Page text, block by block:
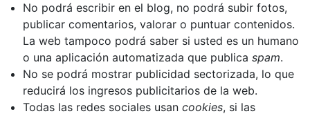
No podrá escribir en el blog, no podrá subir fotos,
publicar comentarios, valorar o puntuar contenidos.
La web tampoco podrá saber si usted es un humano
o una aplicación automatizada que publica spam.
No se podrá mostrar publicidad sectorizada, lo que
reducirá los ingresos publicitarios de la web.
Todas las redes sociales usan cookies, si las